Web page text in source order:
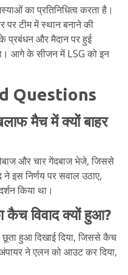
का प्रतिनिधित्व करता है।
टीम में स्थान बनाने की
प्रबंधन और मैदान पर हुई
आगे के सीजन में LSG को इन
Questions
मैच में क्यों बाहर
और चार गेंदबाज भेजे, जिससे
इस निर्णय पर सवाल उठाए,
किया था।
कैच विवाद क्यों हुआ?
छूता हुआ दिखाई दिया, जिससे कैच
ने एलन को आउट कर दिया,